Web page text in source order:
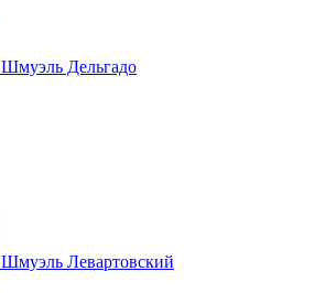
Шмуэль Дельгадо
Шмуэль Левартовский